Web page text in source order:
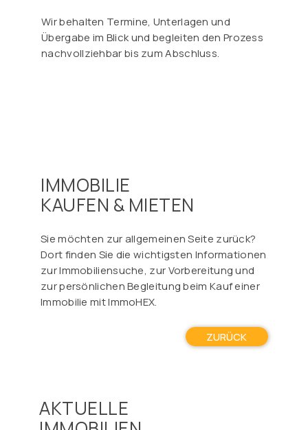
Wir behalten Termine, Unterlagen und
Übergabe im Blick und begleiten den Prozess
nachvollziehbar bis zum Abschluss.
IMMOBILIE
KAUFEN & MIETEN
Sie möchten zur allgemeinen Seite zurück?
Dort finden Sie die wichtigsten Informationen
zur Immobiliensuche, zur Vorbereitung und
zur persönlichen Begleitung beim Kauf einer
Immobilie mit ImmoHEX.
ZURÜCK
AKTUELLE